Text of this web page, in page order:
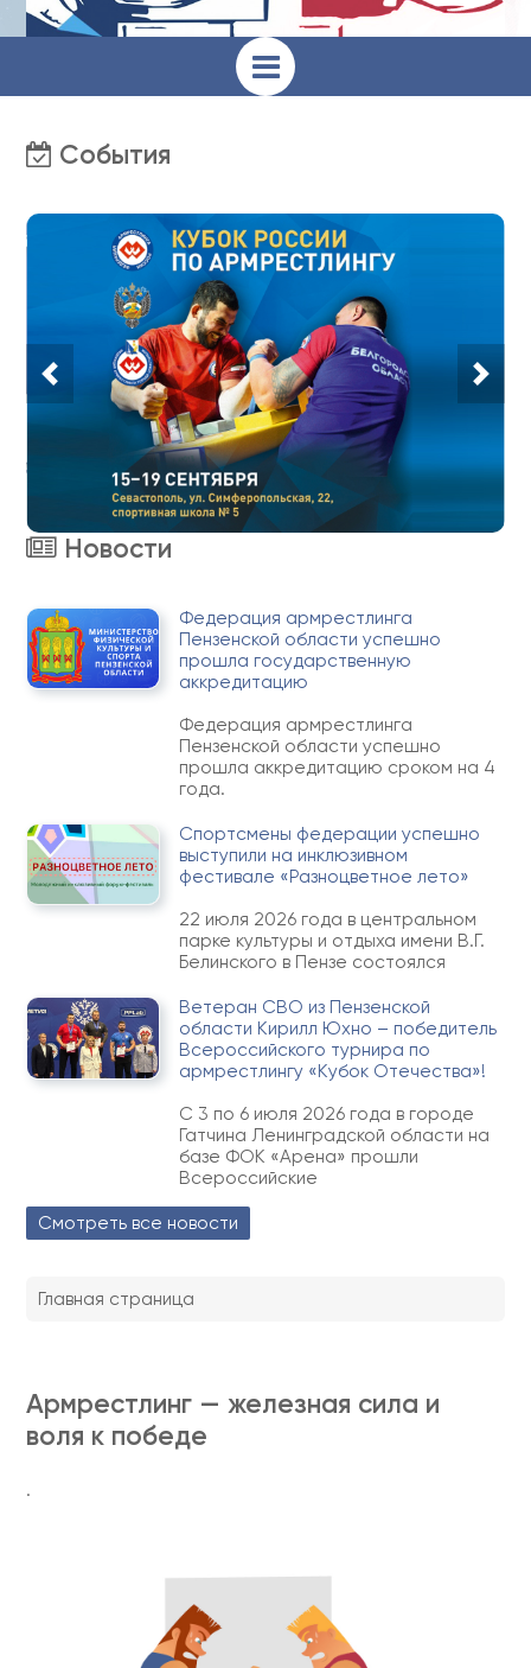
События
Новости
Федерация армрестлинга
Пензенской области успешно
прошла государственную
аккредитацию
Федерация армрестлинга
Пензенской области успешно
прошла аккредитацию сроком на 4
года.
Спортсмены федерации успешно
выступили на инклюзивном
фестивале «Разноцветное лето»
22 июля 2026 года в центральном
парке культуры и отдыха имени В.Г.
Белинского в Пензе состоялся
Ветеран СВО из Пензенской
области Кирилл Юхно – победитель
Всероссийского турнира по
армрестлингу «Кубок Отечества»!
С 3 по 6 июля 2026 года в городе
Гатчина Ленинградской области на
базе ФОК «Арена» прошли
Всероссийские
Смотреть все новости
Главная страница
Армрестлинг — железная сила и
воля к победе
.